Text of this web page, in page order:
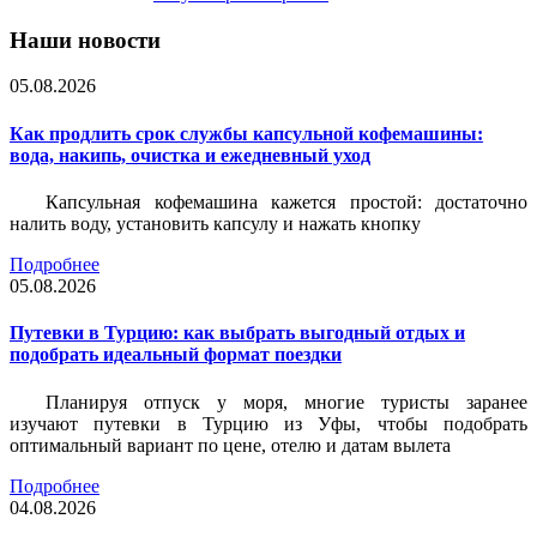
Наши новости
05.08.2026
Как продлить срок службы капсульной кофемашины:
вода, накипь, очистка и ежедневный уход
Капсульная кофемашина кажется простой: достаточно
налить воду, установить капсулу и нажать кнопку
Подробнее
05.08.2026
Путевки в Турцию: как выбрать выгодный отдых и
подобрать идеальный формат поездки
Планируя отпуск у моря, многие туристы заранее
изучают путевки в Турцию из Уфы, чтобы подобрать
оптимальный вариант по цене, отелю и датам вылета
Подробнее
04.08.2026